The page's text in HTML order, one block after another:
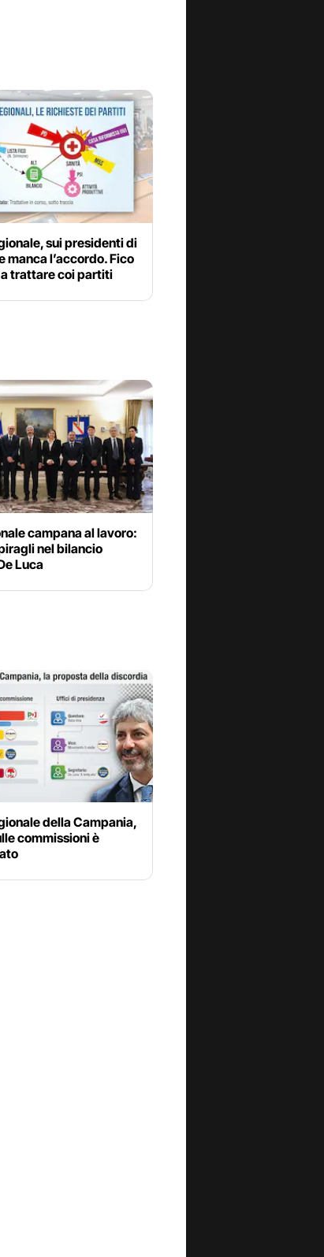
sui presidenti di
manca l’accordo. Fico
trattare coi partiti
campana al lavoro:
nel bilancio
Luca
della Campania,
commissioni è